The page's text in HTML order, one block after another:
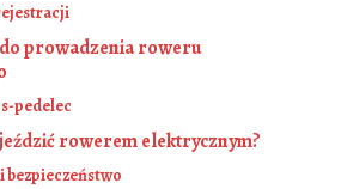
prowadzenia roweru
pedelec
rowerem elektrycznym?
bezpieczeństwo